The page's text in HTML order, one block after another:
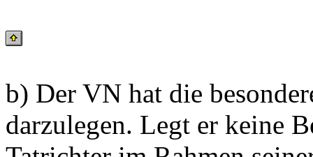
b) Der VN hat die
darzulegen. Legt er keine